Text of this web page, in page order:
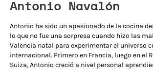
Antonio Navalón
Antonio ha sido un apasionado de la cocina
lo que no fue una sorpresa cuando hizo las
Valencia natal para experimentar el universo
internacional. Primero en Francia, luego en el
Suiza, Antonio creció a nivel personal